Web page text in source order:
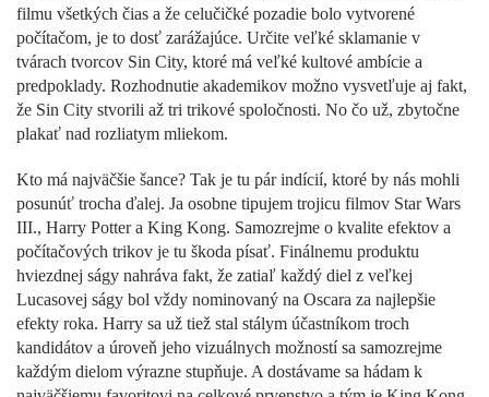
filmu všetkých čias a že celučičké pozadie bolo vytvorené
počítačom, je to dosť zarážajúce. Určite veľké sklamanie v
tvárach tvorcov Sin City, ktoré má veľké kultové ambície a
predpoklady. Rozhodnutie akademikov možno vysvetľuje aj fakt,
že Sin City stvorili až tri trikové spoločnosti. No čo už, zbytočne
plakať nad rozliatym mliekom.
Kto má najväčšie šance? Tak je tu pár indícií, ktoré by nás mohli
posunúť trocha ďalej. Ja osobne tipujem trojicu filmov Star Wars
III., Harry Potter a King Kong. Samozrejme o kvalite efektov a
počítačových trikov je tu škoda písať. Finálnemu produktu
hviezdnej ságy nahráva fakt, že zatiaľ každý diel z veľkej
Lucasovej ságy bol vždy nominovaný na Oscara za najlepšie
efekty roka. Harry sa už tiež stal stálym účastníkom troch
kandidátov a úroveň jeho vizuálnych možností sa samozrejme
každým dielom výrazne stupňuje. A dostávame sa hádam k